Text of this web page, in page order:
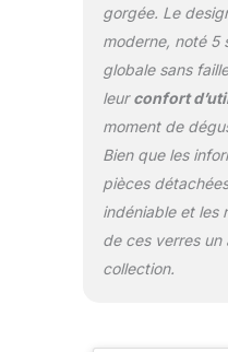
gorgée. Le
moderne, noté 5
globale sans
leurconfort
moment de
Bien que les
pièces
indéniable et les
de ces verres
collection.